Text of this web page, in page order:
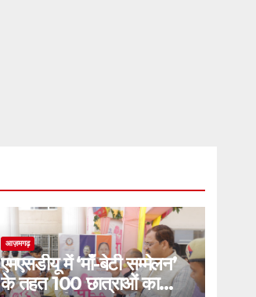
आज़मगढ़
एमएसडीयू में ‘माँ-बेटी सम्मेलन’
के तहत 100 छात्राओं का